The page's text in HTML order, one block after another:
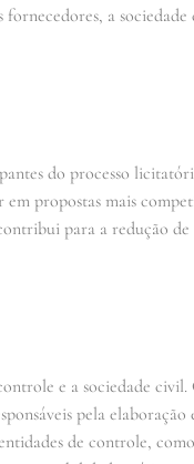
fornecedores, a sociedade
do processo
propostas mais
para a redução de
e a sociedade civil.
pela elaboração
de controle, como